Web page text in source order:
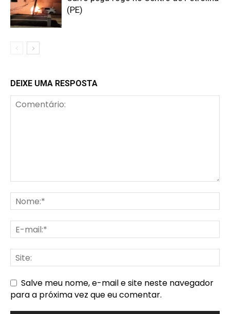
(PE)
DEIXE UMA RESPOSTA
Salve meu nome, e-mail e site neste navegador
para a próxima vez que eu comentar.